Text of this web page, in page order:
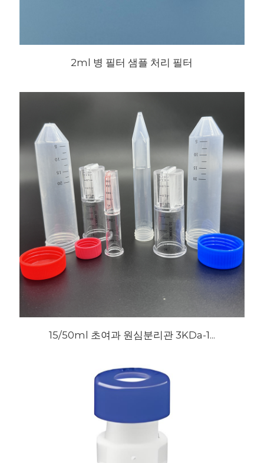
2ml 병 필터 샘플 처리 필터
15/50ml 초여과 원심분리관 3KDa-1...